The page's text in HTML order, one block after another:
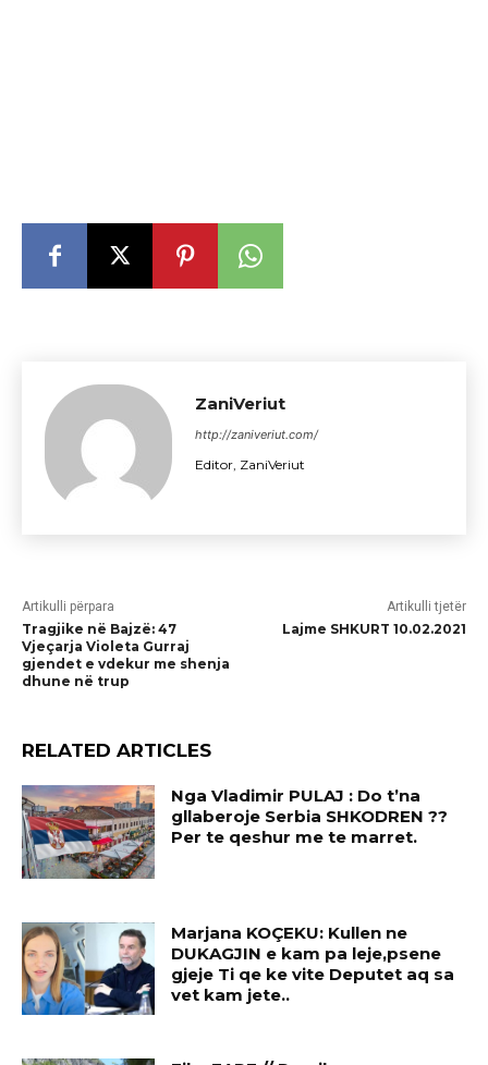
ZaniVeriut
http://zaniveriut.com/
Editor, ZaniVeriut
Artikulli përpara
Tragjike në Bajzë: 47
Vjeçarja Violeta Gurraj
gjendet e vdekur me shenja
dhune në trup
Artikulli tjetër
Lajme SHKURT 10.02.2021
RELATED ARTICLES
Nga Vladimir PULAJ : Do t’na
gllaberoje Serbia SHKODREN ??
Per te qeshur me te marret.
Marjana KOÇEKU: Kullen ne
DUKAGJIN e kam pa leje,psene
gjeje Ti qe ke vite Deputet aq sa
vet kam jete..